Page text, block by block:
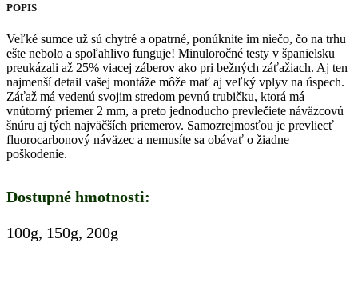
POPIS
Veľké sumce už sú chytré a opatrné, ponúknite im niečo, čo na trhu
ešte nebolo a spoľahlivo funguje! Minuloročné testy v španielsku
preukázali až 25% viacej záberov ako pri bežných záťažiach. Aj ten
najmenší detail vašej montáže môže mať aj veľký vplyv na úspech.
Záťaž má vedenú svojim stredom pevnú trubičku, ktorá má
vnútorný priemer 2 mm, a preto jednoducho prevlečiete náväzcovú
šnúru aj tých najväčších priemerov. Samozrejmosťou je prevliecť
fluorocarbonový náväzec a nemusíte sa obávať o žiadne
poškodenie.
Dostupné hmotnosti:
100g, 150g, 200g